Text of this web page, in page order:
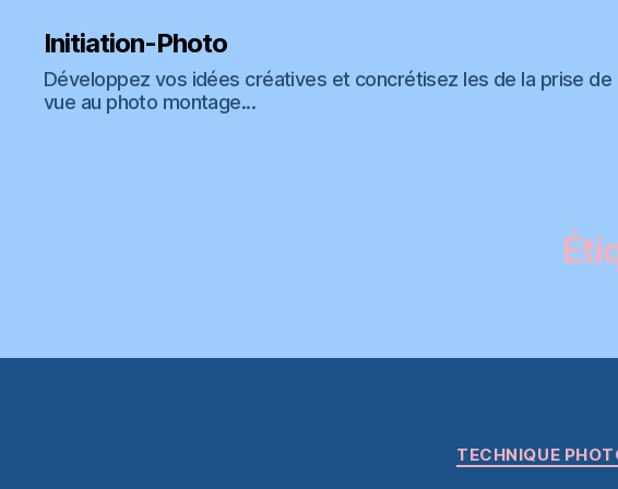
Initiation-Photo
Développez vos idées créatives et concrétisez les de la prise de
vue au photo montage...
TECHNIQUE